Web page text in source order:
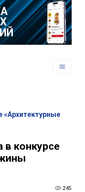
«Архитектурные
в конкурсе
245